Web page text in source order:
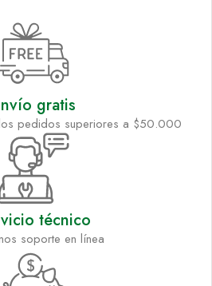
gratis
pedidos superiores a $50.000
técnico
soporte en línea